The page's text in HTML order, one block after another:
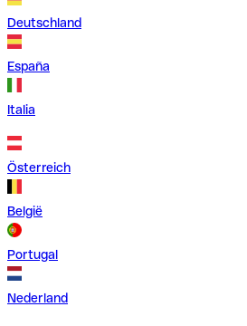
Deutschland
España
Italia
Österreich
België
Portugal
Nederland